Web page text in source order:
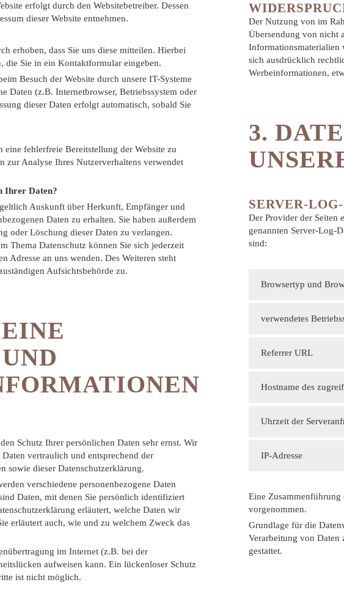
erfolgt durch den Websitebetreiber. Dessen
dieser Website entnehmen.
erhoben, dass Sie uns diese mitteilen. Hierbei
die Sie in ein Kontaktformular eingeben.
Besuch der Website durch unsere IT-Systeme
Daten (z.B. Internetbrowser, Betriebssystem oder
dieser Daten erfolgt automatisch, sobald Sie
fehlerfreie Bereitstellung der Website zu
zur Analyse Ihres Nutzerverhaltens verwendet
Ihrer Daten?
Auskunft über Herkunft, Empfänger und
Daten zu erhalten. Sie haben außerdem
oder Löschung dieser Daten zu verlangen.
Thema Datenschutz können Sie sich jederzeit
Adresse an uns wenden. Des Weiteren steht
Aufsichtsbehörde zu.
Schutz Ihrer persönlichen Daten sehr ernst. Wir
vertraulich und entsprechend der
sowie dieser Datenschutzerklärung.
verschiedene personenbezogene Daten
Daten, mit denen Sie persönlich identifiziert
erläutert, welche Daten wir
erläutert auch, wie und zu welchem Zweck das
im Internet (z.B. bei der
aufweisen kann. Ein lückenloser Schutz
ist nicht möglich.
Der Nutzung von im
Übersendung von nicht
Informationsmaterialien
sich ausdrücklich
Werbeinformationen,
3.
SERVER-
Der Provider der Seiten
genannten Server-Log-
sind:
Browsertyp und
verwendetes
Referrer URL
Hostname des
Uhrzeit der
IP-Adresse
Eine
vorgenommen.
Grundlage für die
Verarbeitung von Daten
gestattet.